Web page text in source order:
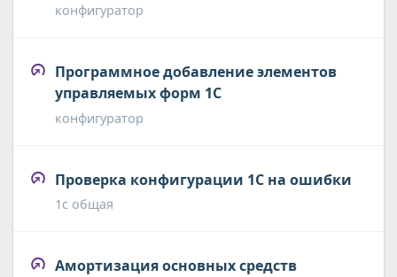
конфигуратор
Программное добавление элементов
управляемых форм 1С
конфигуратор
Проверка конфигурации 1С на ошибки
1с общая
Амортизация основных средств